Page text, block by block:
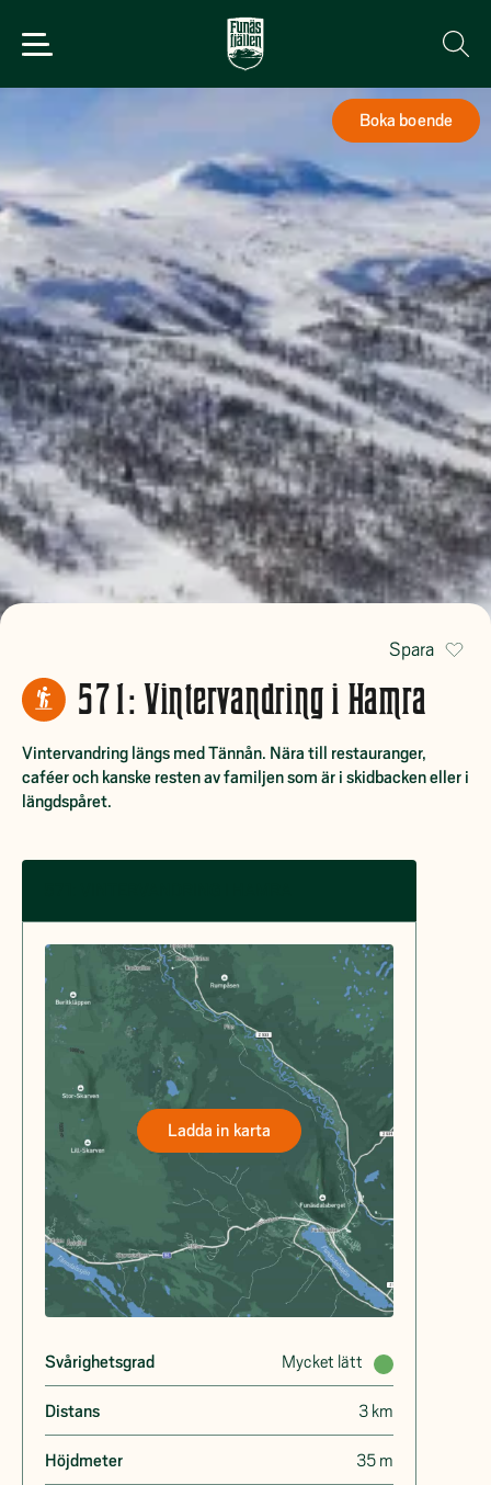
Boka boende
Spara
571: Vintervandring i Hamra
Vintervandring längs med Tännån. Nära till restauranger,
caféer och kanske resten av familjen som är i skidbacken eller i
längdspåret.
Ladda in karta
Svårighetsgrad Mycket lätt
Distans 3 km
Höjdmeter 35 m